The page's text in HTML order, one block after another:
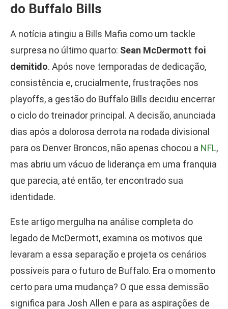
do Buffalo Bills
A notícia atingiu a Bills Mafia como um tackle
surpresa no último quarto: Sean McDermott foi
demitido. Após nove temporadas de dedicação,
consistência e, crucialmente, frustrações nos
playoffs, a gestão do Buffalo Bills decidiu encerrar
o ciclo do treinador principal. A decisão, anunciada
dias após a dolorosa derrota na rodada divisional
para os Denver Broncos, não apenas chocou a NFL,
mas abriu um vácuo de liderança em uma franquia
que parecia, até então, ter encontrado sua
identidade.
Este artigo mergulha na análise completa do
legado de McDermott, examina os motivos que
levaram a essa separação e projeta os cenários
possíveis para o futuro de Buffalo. Era o momento
certo para uma mudança? O que essa demissão
significa para Josh Allen e para as aspirações de